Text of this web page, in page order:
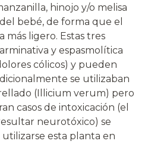
hinojo y/o melisa
bebé, de forma que el
más ligero. Estas tres
y espasmolítica
cólicos) y pueden
se utilizaban
(Illicium verum) pero
casos de intoxicación (el
neurotóxico) se
esta planta en